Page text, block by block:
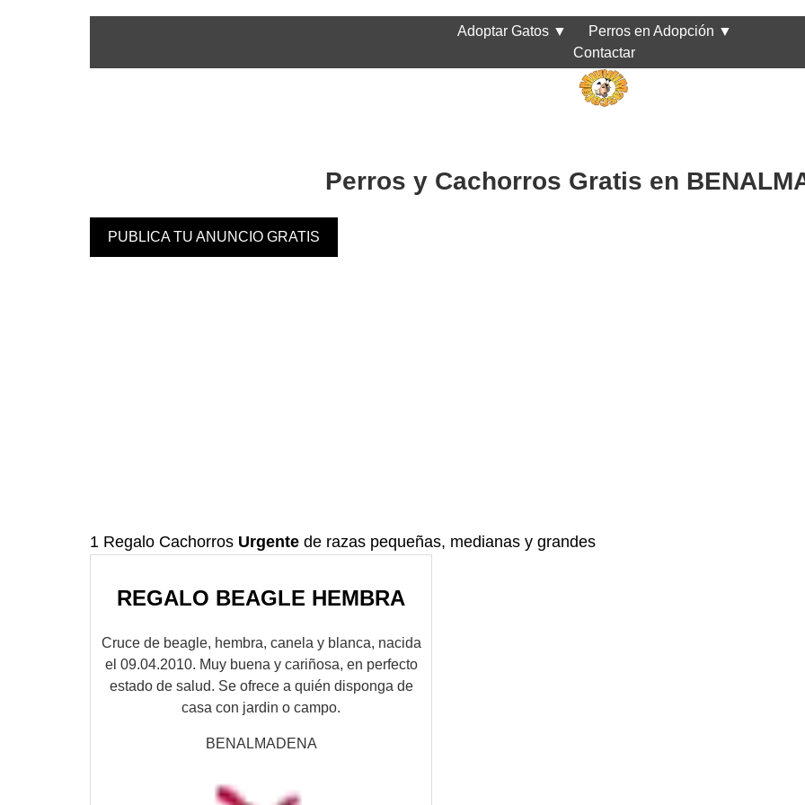
Adoptar Gatos ▼ Perros en Adopción ▼
Contactar
Perros y Cachorros Gratis en
PUBLICA TU ANUNCIO GRATIS
1 Regalo Cachorros Urgente de razas pequeñas, medianas y grandes
REGALO BEAGLE HEMBRA
Cruce de beagle, hembra, canela y blanca, nacida
el 09.04.2010. Muy buena y cariñosa, en perfecto
estado de salud. Se ofrece a quién disponga de
casa con jardin o campo.
BENALMADENA